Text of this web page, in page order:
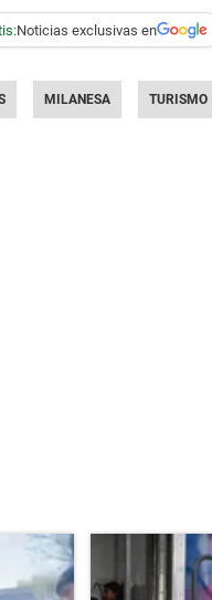
Noticias exclusivas en
MILANESA TURISMO